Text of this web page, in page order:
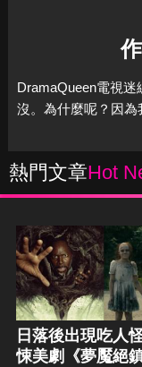
DramaQueen電視
沒。為什麼呢？因為
熱門文章Hot
日落後出現吃人
悚美劇《夢魘絕